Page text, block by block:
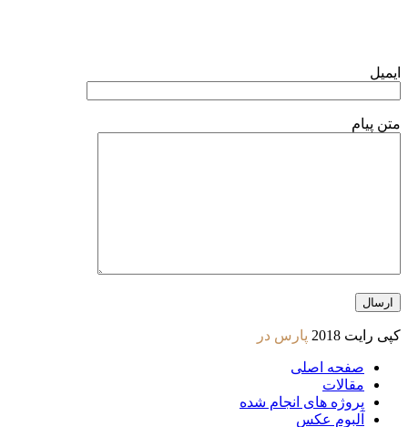
ایمیل
متن پیام
کپی رایت 2018 پارس در
صفحه اصلی
مقالات
پروژه های انجام شده
آلبوم عکس